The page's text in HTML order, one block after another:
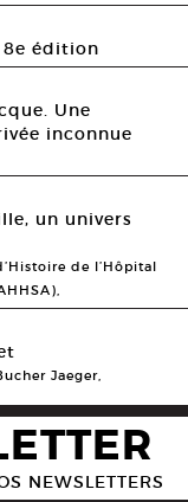
Romaine, 2009.
8e édition
Une
inconnue
un univers
de l’Hôpital
Jaeger,
NEWSLETTERS